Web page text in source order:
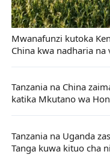
Mwanafunzi kutoka
China kwa nadharia na
Tanzania na China
katika Mkutano wa
Tanzania na Uganda
Tanga kuwa kituo cha